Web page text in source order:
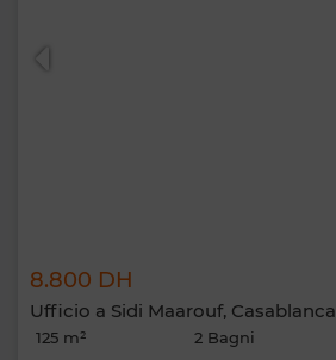
8.800 DH
Ufficio a Sidi Maarouf, Casablanca
125 m² 2 Bagni